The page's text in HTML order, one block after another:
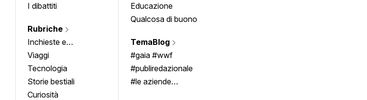
I dibattiti
Rubriche
Inchieste e
approfondimenti
Viaggi
Tecnologia
Storie bestiali
Curiosità
Educazione
Qualcosa di buono
TemaBlog
#gaia #wwf
#publiredazionale
#le aziende